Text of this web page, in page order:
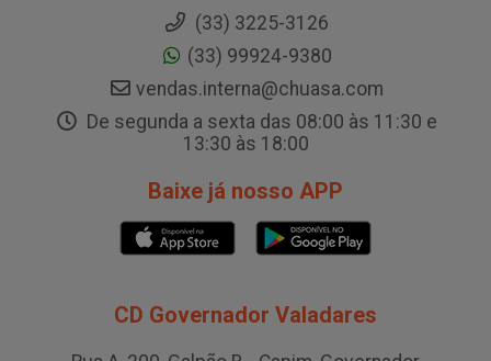
(33) 3225-3126
(33) 99924-9380
vendas.interna@chuasa.com
De segunda a sexta das 08:00 às 11:30 e
13:30 às 18:00
Baixe já nosso APP
CD Governador Valadares